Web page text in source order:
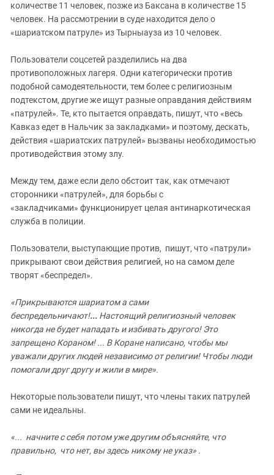
количестве 11 человек, позже из Баксана в количестве 15
человек. На рассмотрении в суде находится дело о
«шариатском патруле» из Тырныауза из 10 человек.
Пользователи соцсетей разделились на два
противоположных лагеря. Одни категорически против
подобной самодеятельности, тем более с религиозным
подтекстом, другие же ищут разные оправдания действиям
«патрулей». Те, кто пытается оправдать, пишут, что «весь
Кавказ едет в Нальчик за закладками» и поэтому, дескать,
действия «шариатских патрулей» вызваны необходимостью
противодействия этому злу.
Между тем, даже если дело обстоит так, как отмечают
сторонники «патрулей», для борьбы с
«закладчиками» функционирует целая антинаркотическая
служба в полиции.
Пользователи, выступающие против, пишут, что «патрули»
прикрывают свои действия религией, но на самом деле
творят «беспредел».
«Прикрываются шариатом а сами
беспредельничают!... Настоящий религиозный человек
никогда не будет нападать и избивать другого! Это
запрещено Кораном! ... В Коране написано, чтобы мы
уважали других людей независимо от религии! Чтобы люди
помогали друг другу и жили в мире».
Некоторые пользователи пишут, что члены таких патрулей
сами не идеальны.
«... начните с себя потом уже другим объясняйте, что
правильно, что нет, вы здесь никому не указ» .